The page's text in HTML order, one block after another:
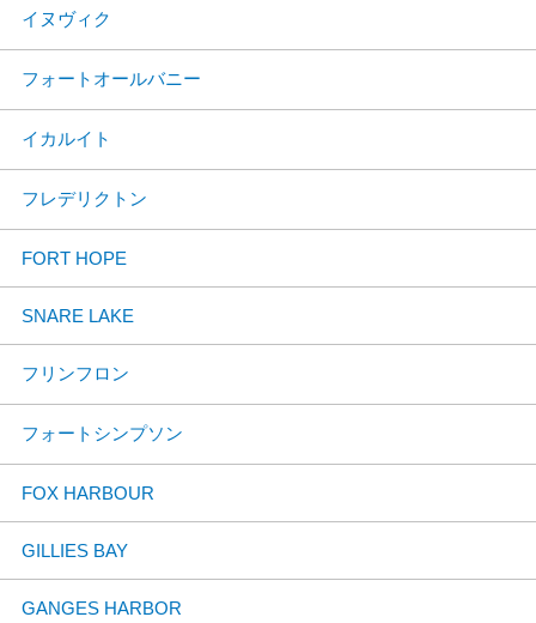
イヌヴィク
フォートオールバニー
イカルイト
フレデリクトン
FORT HOPE
SNARE LAKE
フリンフロン
フォートシンプソン
FOX HARBOUR
GILLIES BAY
GANGES HARBOR